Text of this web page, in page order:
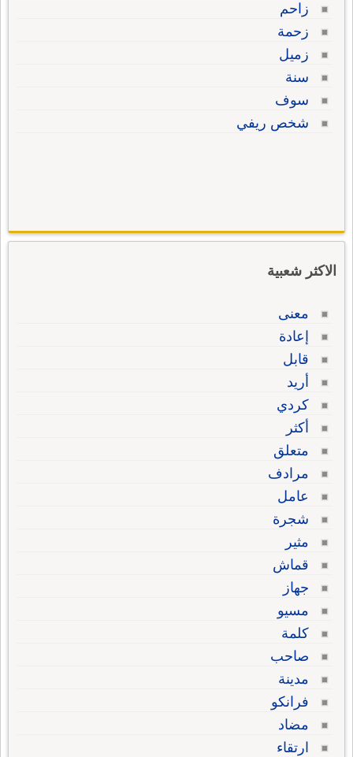
زاحم
زحمة
زميل
سنة
سوف
شخص ريفي
الاكثر شعبية
معنى
إعادة
قابل
أريد
كردي
أكثر
متعلق
مرادف
عامل
شجرة
مثير
قماش
جهاز
مسيو
كلمة
صاحب
مدينة
فرانكو
مضاد
ارتقاء